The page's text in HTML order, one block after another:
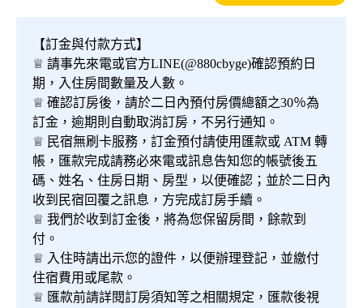
【訂金與付款方式】
♕ 請事先來電或官方LINE(@880cbyge)確認預約日
期，入住房間數量及人數。
♕ 確認訂房後，請於二日內預付房價總額之30％為
訂金，逾期則自動取消訂房，不另行通知。
♕ 民宿無刷卡服務，訂金預付請使用匯款或 ATM 轉
帳，匯款完成請務必來電或訊息告知您的帳號後五
碼、姓名、住房日期、房型，以便確認；並於二日內
收到民宿回覆之訊息，方完成訂房手續。
♕ 我們於收到訂金後，將為您保留房間，餘款到
付。
♕ 入住時請出示您的證件，以便辦理登記，並繳付
住宿費用或尾款。
♕ 匯款前請詳閱訂房須知等之相關規定，匯款後視